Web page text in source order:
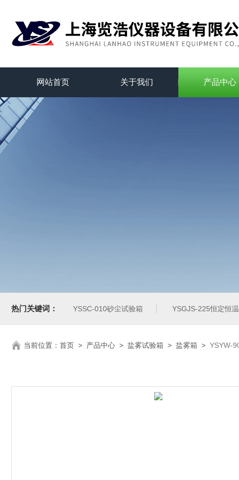
网站首页 关于我们 产品中心
热门关键词： YSSC-010砂尘试验箱 YSGJS-225恒定恒
当前位置： 首页 > 产品中心 > 盐雾试验箱 > 盐雾箱 > YSYW-